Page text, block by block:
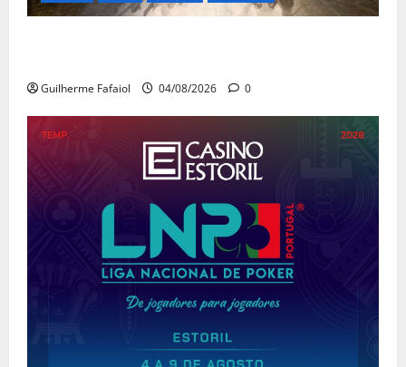
Guilherme Fafaiol 04/08/2026 0